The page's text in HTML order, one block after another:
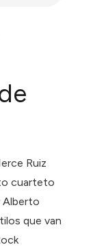
Ruiz
cuarteto
Alberto
que van